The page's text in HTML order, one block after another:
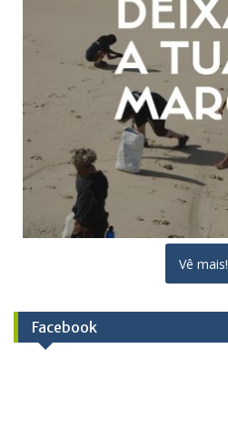
Vê mais!
Facebook